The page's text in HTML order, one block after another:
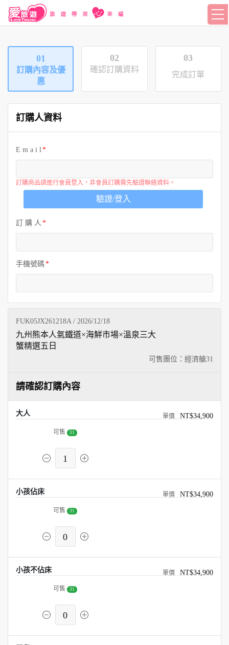
01
訂購內容及優
惠
02
確認訂購資料
03
完成訂單
訂購人資料
E m a i l
訂購商品請進行會員登入，非會員訂購需先驗證聯絡資料。
驗證/登入
訂 購 人
手機號碼
FUK05JX261218A / 2026/12/18
可售團位：經濟艙31
九州熊本人氣鐵道×海鮮市場×溫泉三大
蟹精選五日
請確認訂購內容
大人 NT$34,900
可售 31
1
小孩佔床 NT$34,900
可售 31
0
小孩不佔床 NT$34,900
可售 31
0